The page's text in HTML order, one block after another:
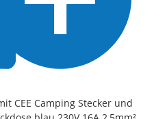
CEE Camping Stecker und